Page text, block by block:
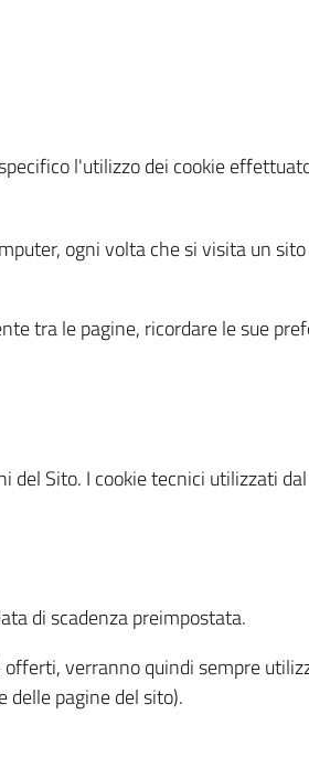
l'utilizzo dei cookie
ogni volta che si visita un
tra le pagine, ricordare le sue
Sito. I cookie tecnici utilizzati
di scadenza preimpostata.
verranno quindi sempre
pagine del sito).